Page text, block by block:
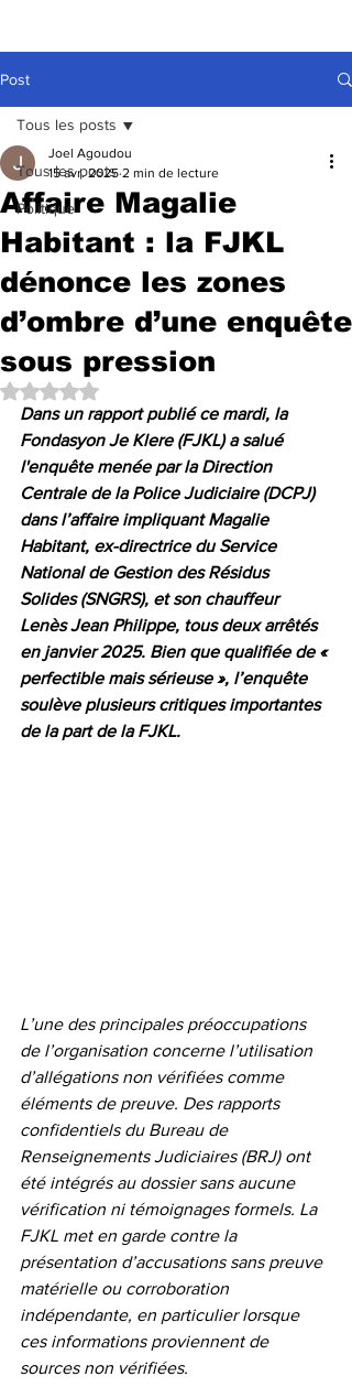
Post
Tous les posts
Politique
Tous les posts
Affaire Magalie
Habitant : la FJKL
dénonce les zones
d’ombre d’une enquête
sous pression
Joel Agoudou
15 avr. 2025 2 min de lecture
Noté NaN étoiles sur 5.
Dans un rapport publié ce mardi, la
Fondasyon Je Klere (FJKL) a salué
l'enquête menée par la Direction
Centrale de la Police Judiciaire (DCPJ)
dans l’affaire impliquant Magalie
Habitant, ex-directrice du Service
National de Gestion des Résidus
Solides (SNGRS), et son chauffeur
Lenès Jean Philippe, tous deux arrêtés
en janvier 2025. Bien que qualifiée de «
perfectible mais sérieuse », l’enquête
soulève plusieurs critiques importantes
de la part de la FJKL.
L’une des principales préoccupations
de l’organisation concerne l’utilisation
d’allégations non vérifiées comme
éléments de preuve. Des rapports
confidentiels du Bureau de
Renseignements Judiciaires (BRJ) ont
été intégrés au dossier sans aucune
vérification ni témoignages formels. La
FJKL met en garde contre la
présentation d’accusations sans preuve
matérielle ou corroboration
indépendante, en particulier lorsque
ces informations proviennent de
sources non vérifiées.